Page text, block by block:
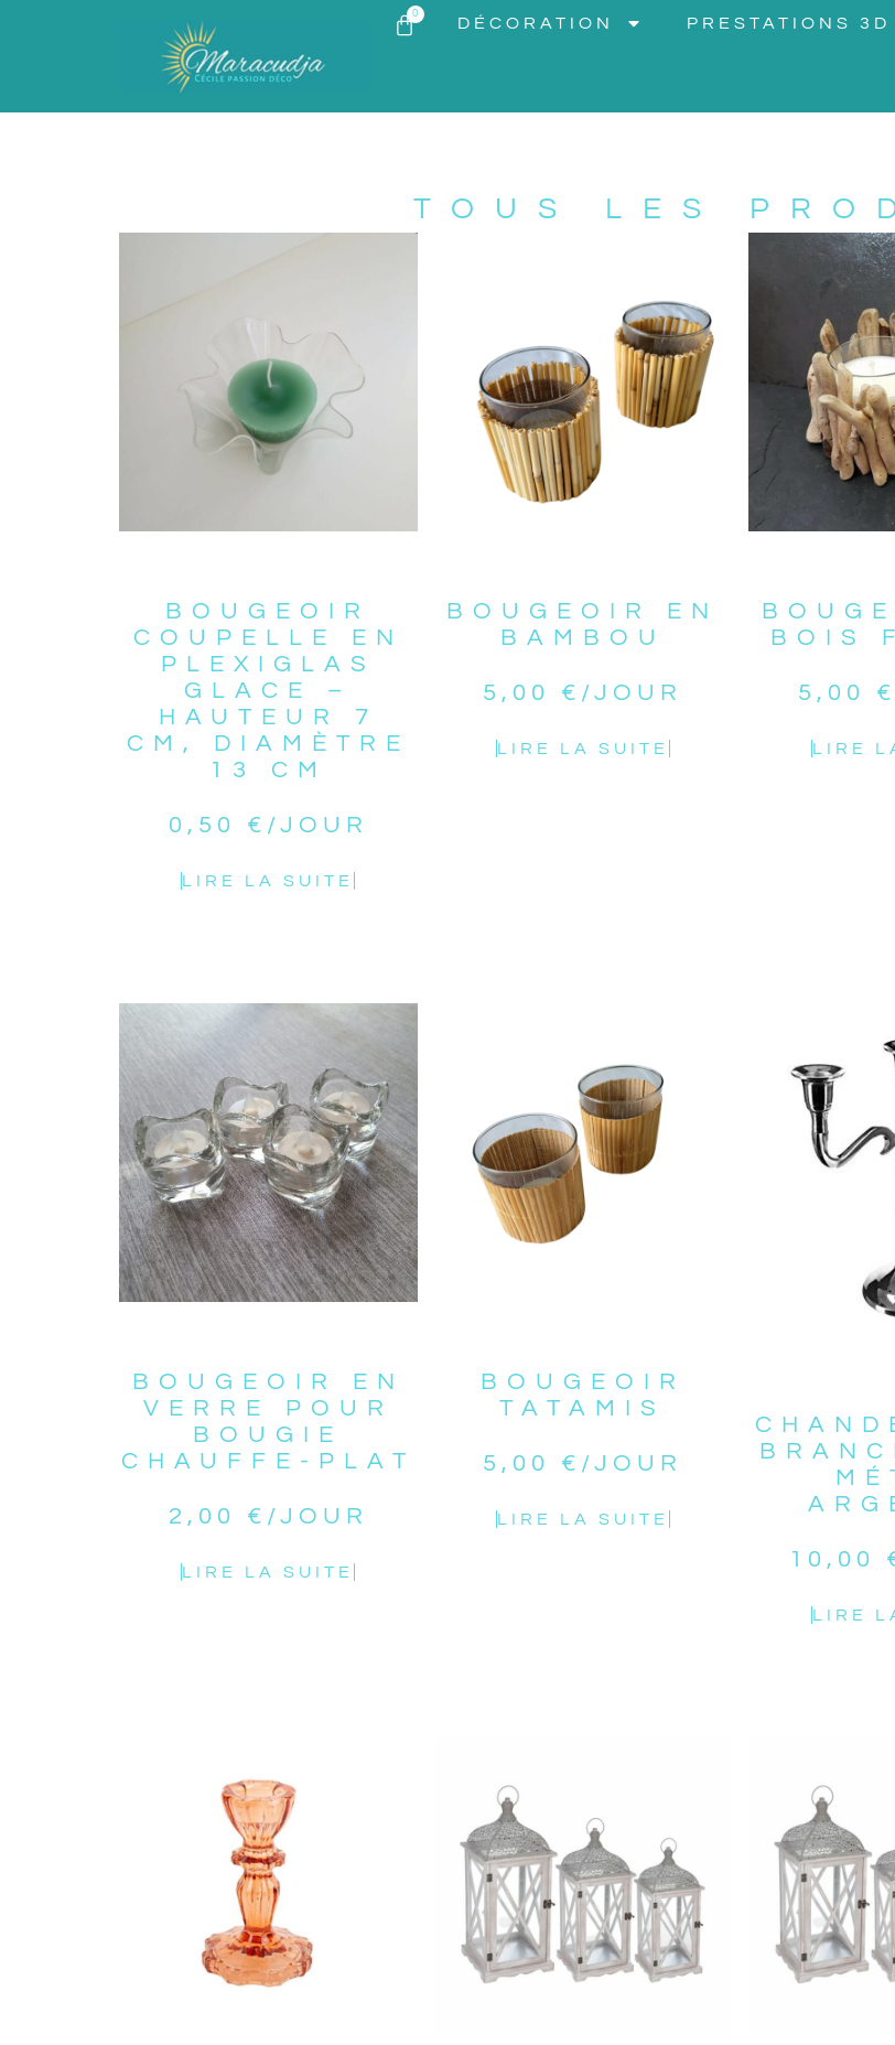
0
DÉCORATION PRESTATIONS 3D
TOUS LES
BOUGEOIR
COUPELLE EN
PLEXIGLAS
GLACE –
HAUTEUR 7
CM, DIAMÈTRE
13 CM
0,50 € /JOUR
LIRE LA SUITE
BOUGEOIR EN
BAMBOU
5,00 € /JOUR
LIRE LA SUITE
BOIS
5,00 €
LIRE
BOUGEOIR EN
VERRE POUR
BOUGIE
CHAUFFE-PLAT
2,00 € /JOUR
LIRE LA SUITE
BOUGEOIR
TATAMIS
5,00 € /JOUR
LIRE LA SUITE
10,00
LIRE